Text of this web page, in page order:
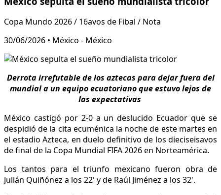
Copa Mundo 2026 / 16avos de Fibal / Nota
30/06/2026 • México - México
Derrota irrefutable de los aztecas para dejar fuera del
mundial a un equipo ecuatoriano que estuvo lejos de
las expectativas
México castigó por 2-0 a un deslucido Ecuador que se
despidió de la cita ecuménica la noche de este martes en
el estadio Azteca, en duelo definitivo de los dieciseisavos
de final de la Copa Mundial FIFA 2026 en Norteamérica.
Los tantos para el triunfo mexicano fueron obra de
Julián Quiñónez a los 22' y de Raúl Jiménez a los 32'.